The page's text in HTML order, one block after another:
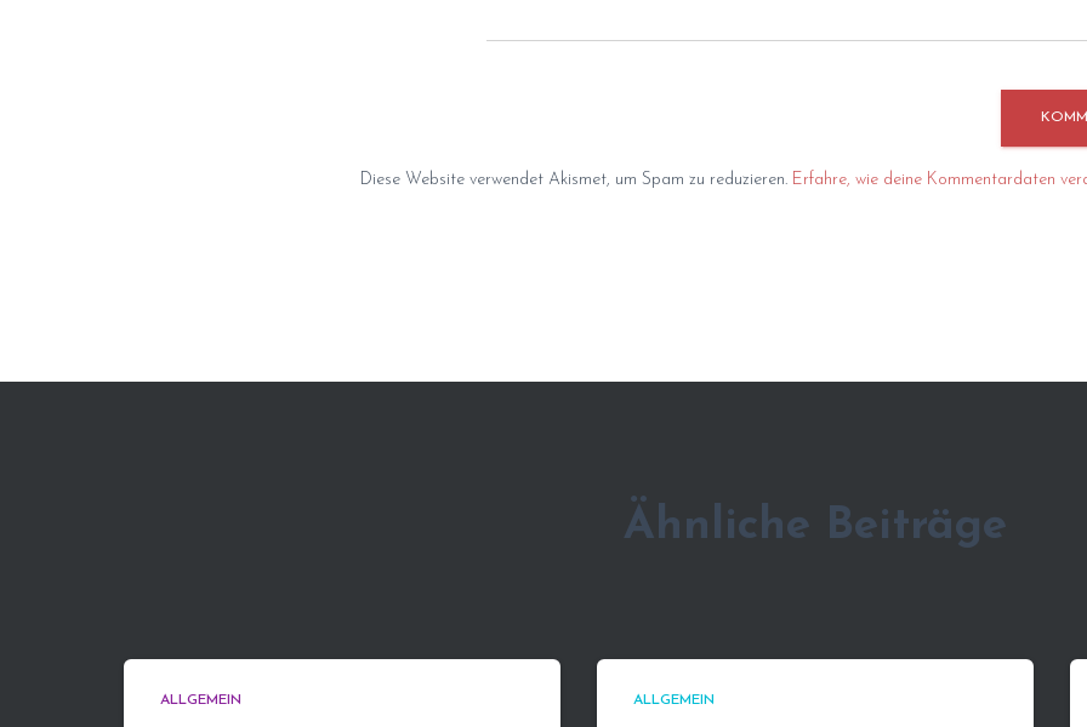
Diese Website verwendet Akismet, um Spam zu reduzieren. Erfahre, wie deine Kommentardaten
Ähnliche Beiträge
ALLGEMEIN ALLGEMEIN